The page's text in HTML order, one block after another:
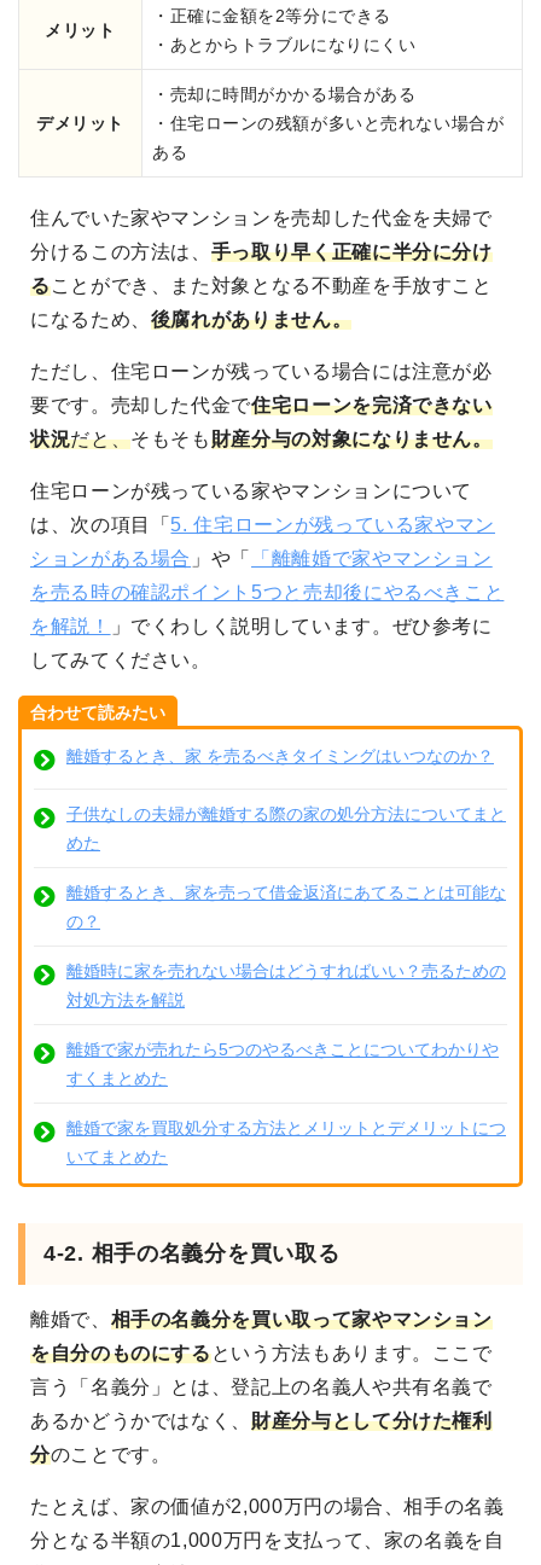
メリット
・正確に金額を2等分にできる
・あとからトラブルになりにくい
デメリット
・売却に時間がかかる場合がある
・住宅ローンの残額が多いと売れない場合が
ある
住んでいた家やマンションを売却した代金を夫婦で
分けるこの方法は、 手っ取り早く正確に半分に分け
ることができ、また対象となる不動産を手放すこと
になるため、 後腐れがありません。
ただし、住宅ローンが残っている場合には注意が必
要です。売却した代金で住宅ローンを完済できない
状況だと、そもそも財産分与の対象になりません。
住宅ローンが残っている家やマンションについて
は、次の項目「 5. 住宅ローンが残っている家やマン
ションがある場合 」や「
「離離婚で家やマンション
を売る時の確認ポイント5つと売却後にやるべきこと
を解説！
」でくわしく説明しています。ぜひ参考に
してみてください。
合わせて読みたい
離婚するとき、家 を売るべきタイミングはいつなのか？
子供なしの夫婦が離婚する際の家の処分方法についてまと
めた
離婚するとき、家を売って借金返済にあてることは可能な
の？
離婚時に家を売れない場合はどうすればいい？売るための
対処方法を解説
離婚で家が売れたら5つのやるべきことについてわかりや
すくまとめた
離婚で家を買取処分する方法とメリットとデメリットにつ
いてまとめた
4-2. 相手の名義分を買い取る
離婚で、 相手の名義分を買い取って家やマンション
を自分のものにするという方法もあります。ここで
言う「名義分」とは、登記上の名義人や共有名義で
あるかどうかではなく、財産分与として分けた権利
分のことです。
たとえば、家の価値が2,000万円の場合、相手の名義
分となる半額の1,000万円を支払って、家の名義を自